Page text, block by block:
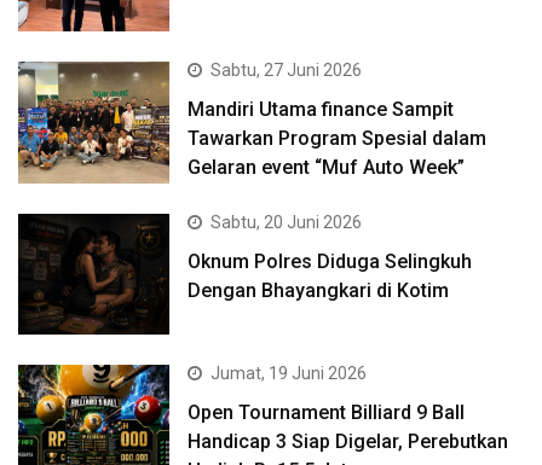
Sabtu, 27 Juni 2026
Mandiri Utama finance Sampit
Tawarkan Program Spesial dalam
Gelaran event “Muf Auto Week”
Sabtu, 20 Juni 2026
Oknum Polres Diduga Selingkuh
Dengan Bhayangkari di Kotim
Jumat, 19 Juni 2026
Open Tournament Billiard 9 Ball
Handicap 3 Siap Digelar, Perebutkan